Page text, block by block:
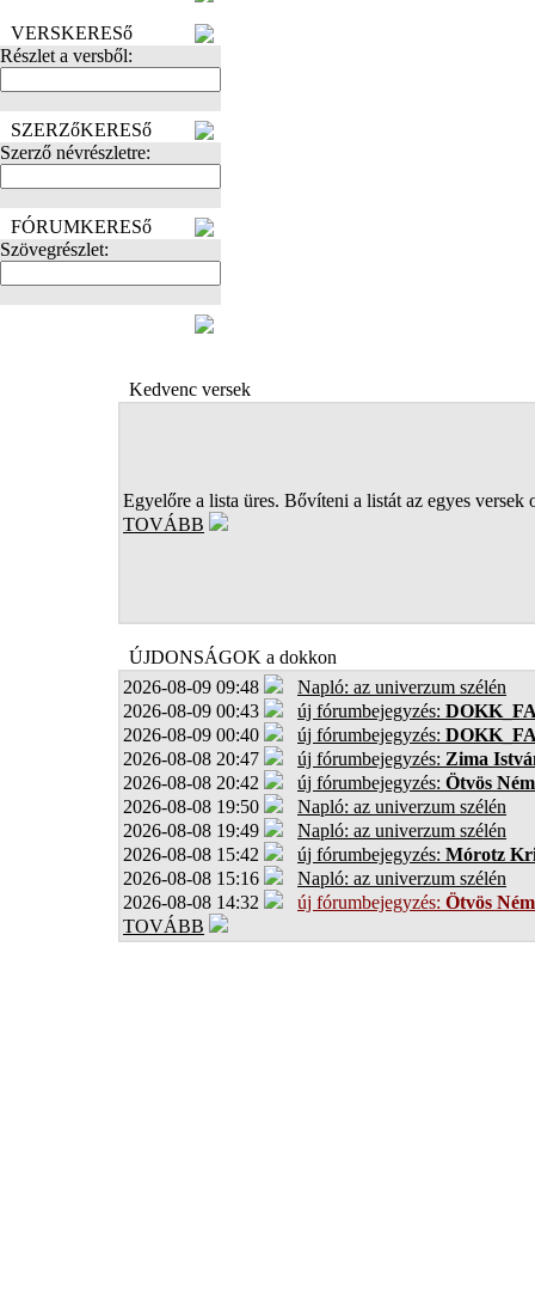
VERSKERESő
Részlet a versből:
SZERZőKERESő
Szerző névrészletre:
FÓRUMKERESő
Szövegrészlet:
Kedvenc versek
Egyelőre a lista üres. Bővíteni a listát az egyes versek
TOVÁBB
ÚJDONSÁGOK a dokkon
2026-08-09 09:48
Napló: az univerzum szélén
2026-08-09 00:43
új fórumbejegyzés:
2026-08-09 00:40
új fórumbejegyzés:
2026-08-08 20:47
új fórumbejegyzés: Zima
2026-08-08 20:42
új fórumbejegyzés: Ötvös
2026-08-08 19:50
Napló: az univerzum szélén
2026-08-08 19:49
Napló: az univerzum szélén
2026-08-08 15:42
új fórumbejegyzés: Mórotz
2026-08-08 15:16
Napló: az univerzum szélén
2026-08-08 14:32
új fórumbejegyzés: Ötvös
TOVÁBB